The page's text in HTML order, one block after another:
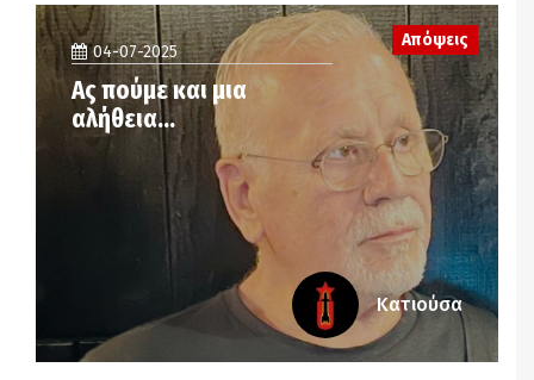
04-07-2025
Ας πούμε και μια
αλήθεια…
Απόψεις
Κατιούσα